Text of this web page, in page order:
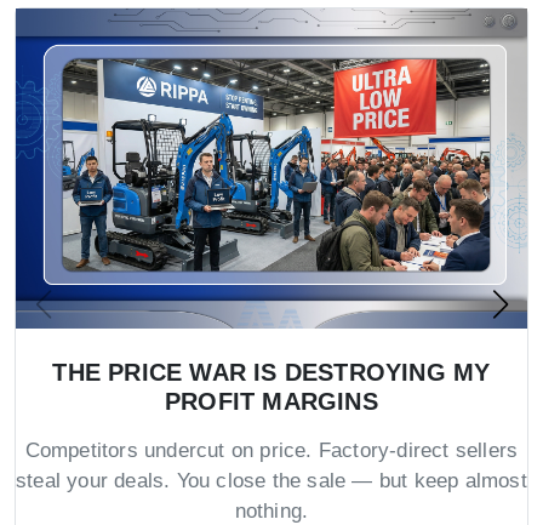
THE PRICE WAR IS DESTROYING MY
PROFIT MARGINS
Competitors undercut on price. Factory-direct sellers
steal your deals. You close the sale — but keep almost
nothing.